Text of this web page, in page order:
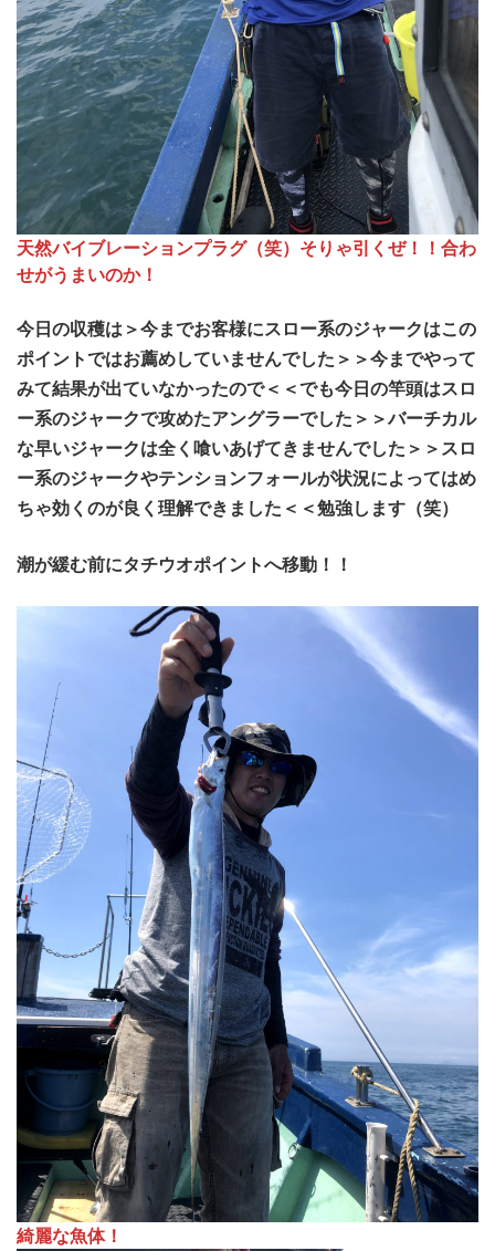
天然バイブレーションプラグ（笑）そりゃ引くぜ！！合わ
せがうまいのか！
今日の収穫は＞今までお客様にスロー系のジャークはこの
ポイントではお薦めしていませんでした＞＞今までやって
みて結果が出ていなかったので＜＜でも今日の竿頭はスロ
ー系のジャークで攻めたアングラーでした＞＞バーチカル
な早いジャークは全く喰いあげてきませんでした＞＞スロ
ー系のジャークやテンションフォールが状況によってはめ
ちゃ効くのが良く理解できました＜＜勉強します（笑）
潮が緩む前にタチウオポイントへ移動！！
綺麗な魚体！